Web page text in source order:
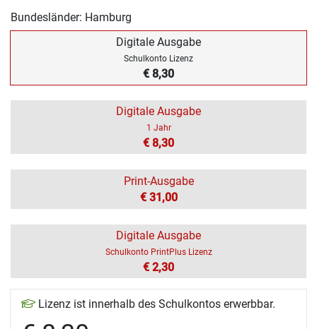
Bundesländer: Hamburg
Digitale Ausgabe
Schulkonto Lizenz
€ 8,30
Digitale Ausgabe
1 Jahr
€ 8,30
Print-Ausgabe
€ 31,00
Digitale Ausgabe
Schulkonto PrintPlus Lizenz
€ 2,30
Lizenz ist innerhalb des Schulkontos erwerbbar.